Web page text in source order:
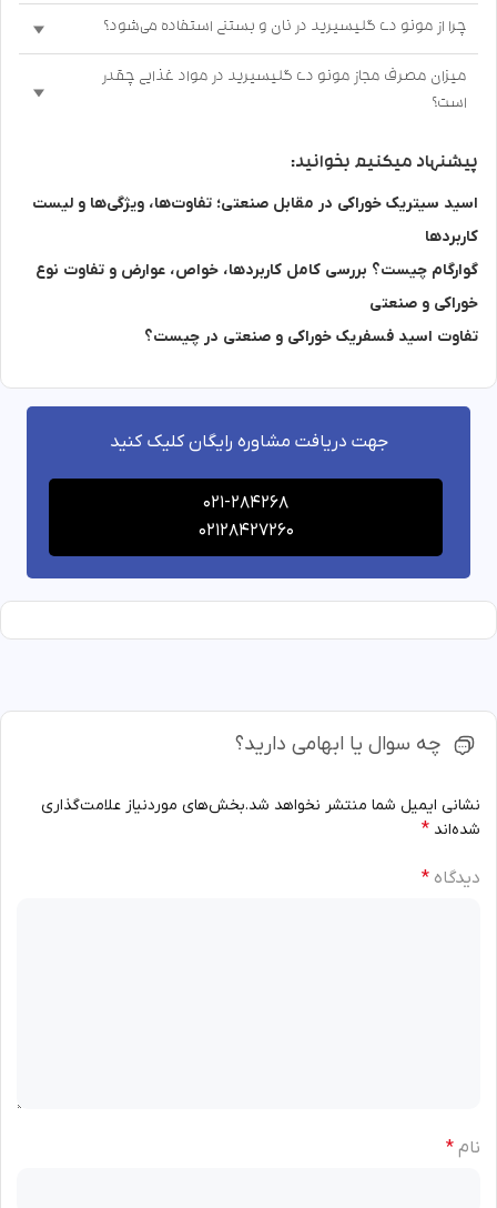
چرا از مونو دی گلیسیرید در نان و بستنی استفاده می‌شود؟
میزان مصرف مجاز مونو دی گلیسیرید در مواد غذایی چقدر
است؟
پیشنهاد میکنیم بخوانید:
اسید سیتریک خوراکی در مقابل صنعتی؛ تفاوت‌ها، ویژگی‌ها و لیست
کاربردها
گوارگام چیست؟ بررسی کامل کاربردها، خواص، عوارض و تفاوت نوع
خوراکی و صنعتی
تفاوت اسید فسفریک خوراکی و صنعتی در چیست؟
جهت دریافت مشاوره رایگان کلیک کنید
021-284268
02128427260
چه سوال یا ابهامی دارید؟
نشانی ایمیل شما منتشر نخواهد شد.بخش‌های موردنیاز علامت‌گذاری
شده‌اند *
دیدگاه *
نام *